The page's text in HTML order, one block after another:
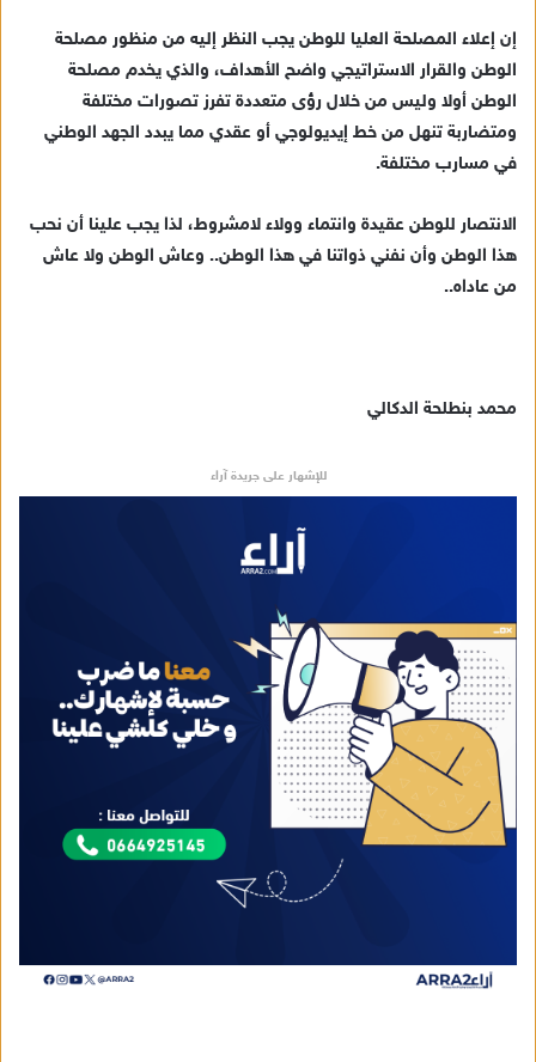
إن إعلاء المصلحة العليا للوطن يجب النظر إليه من منظور مصلحة
الوطن والقرار الاستراتيجي واضح الأهداف، والذي يخدم مصلحة
الوطن أولا وليس من خلال رؤى متعددة تفرز تصورات مختلفة
ومتضاربة تنهل من خط إيديولوجي أو عقدي مما يبدد الجهد الوطني
في مسارب مختلفة.
الانتصار للوطن عقيدة وانتماء وولاء لامشروط، لذا يجب علينا أن نحب
هذا الوطن وأن نفني ذواتنا في هذا الوطن.. وعاش الوطن ولا عاش
من عاداه..
محمد بنطلحة الدكالي
للإشهار على جريدة آراء